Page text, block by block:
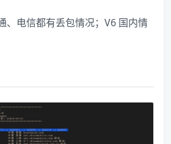
、电信都有丢包情况；V6 国内情